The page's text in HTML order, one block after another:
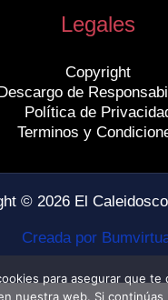
Legales
Copyright
de
Política de
Terminos y
© 2026 El
Creada por
para asegurar que te
nuestra web. Si